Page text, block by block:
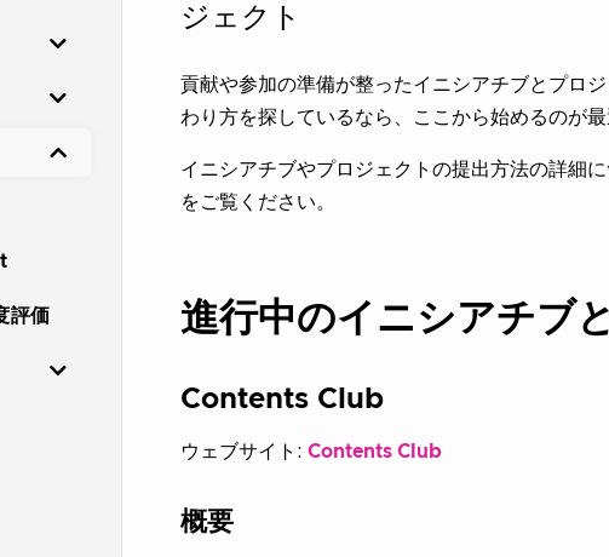
評価
ジェクト
貢献や参加の準備が整ったイニシアチブとプロ
わり方を探しているなら、ここから始めるのが最
イニシアチブやプロジェクトの提出方法の詳細に
をご覧ください。
進行中のイニシアチブ
Contents Club
ウェブサイト: Contents Club
概要